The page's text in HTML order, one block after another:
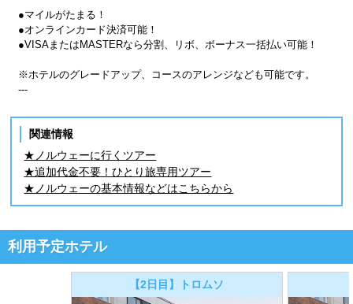
●マイルがたまる！
●オンラインカード決済可能！
●VISAまたはMASTERなら分割、リボ、ボーナス一括払い可能！
※ホテルのグレードアップ、コースのアレンジなども可能です。
---
関連情報
★ノルウェーに行くツアー
★追加代金不要！ひとり旅専用ツアー
★ノルウェーの基本情報などはこちらから
利用予定ホテル
【2日目】トロムソ